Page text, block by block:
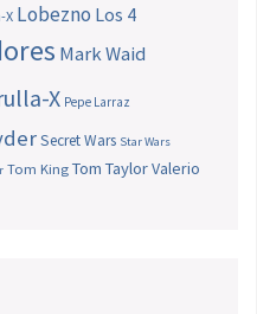
X Lobezno Los 4
Mark Waid
X Pepe Larraz
Secret Wars Star Wars
Tom King Tom TaylorValerio